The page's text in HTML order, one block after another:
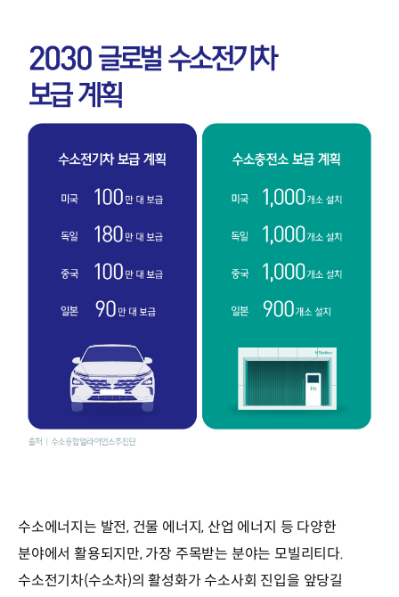
수소에너지는 발전, 건물 에너지, 산업 에너지 등 다양한
분야에서 활용되지만, 가장 주목받는 분야는 모빌리티다.
수소전기차(수소차)의 활성화가 수소사회 진입을 앞당길